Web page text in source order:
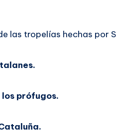
las tropelías hechas por
los prófugos.